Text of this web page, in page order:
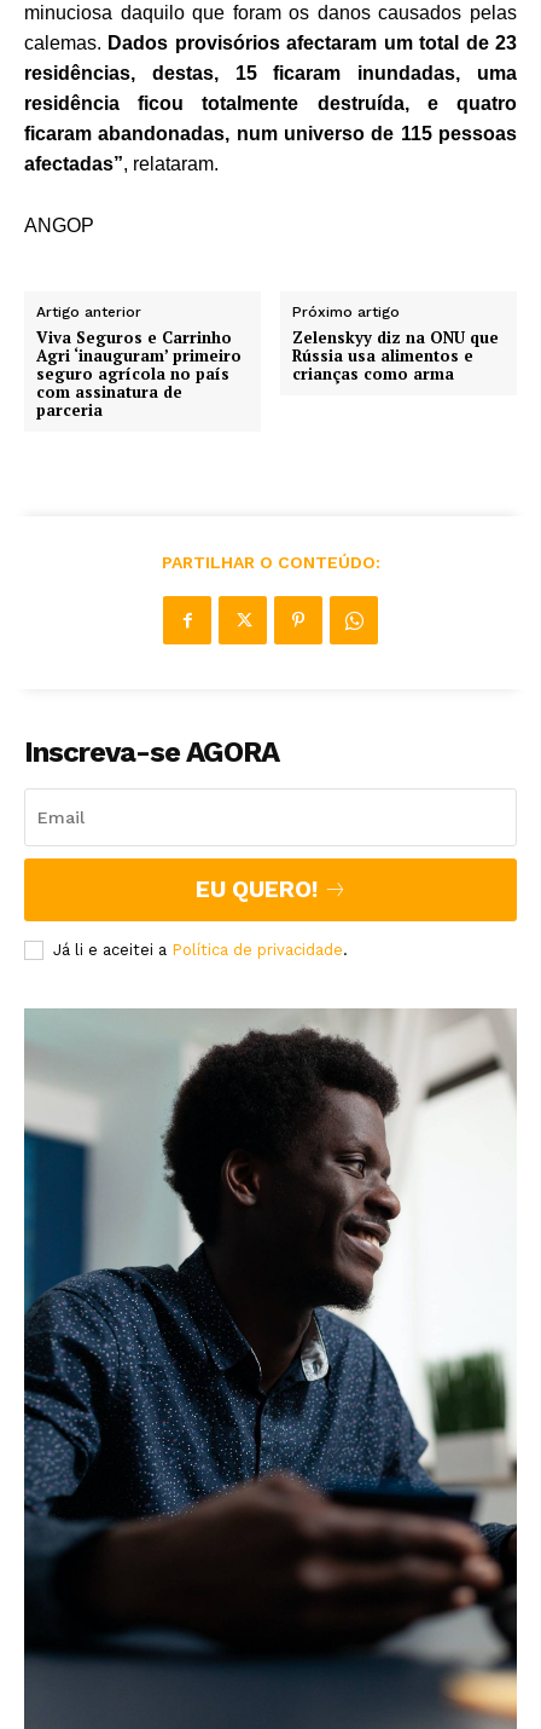
minuciosa daquilo que foram os danos causados pelas
calemas. Dados provisórios afectaram um total de 23
residências, destas, 15 ficaram inundadas, uma
residência ficou totalmente destruída, e quatro
ficaram abandonadas, num universo de 115 pessoas
afectadas”, relataram.
ANGOP
Artigo anterior
Viva Seguros e Carrinho
Agri ‘inauguram’ primeiro
seguro agrícola no país
com assinatura de
parceria
Próximo artigo
Zelenskyy diz na ONU que
Rússia usa alimentos e
crianças como arma
PARTILHAR O CONTEÚDO:
Inscreva-se AGORA
EU QUERO!
Já li e aceitei a Política de privacidade.